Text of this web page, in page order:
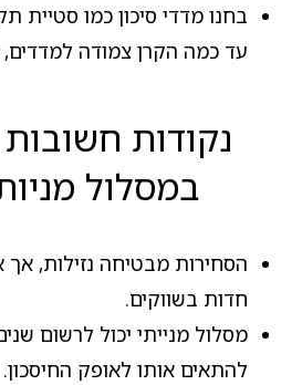
בחנו מדדי סיכון כמו סטיית
עד כמה הקרן צמודה למדדים,
נקודות חשובות
במסלול
הסחירות מבטיחה נזילות, אך
חדות בשווקים.
מסלול מנייתי יכול לרשום
להתאים אותו לאופק החיסכון.